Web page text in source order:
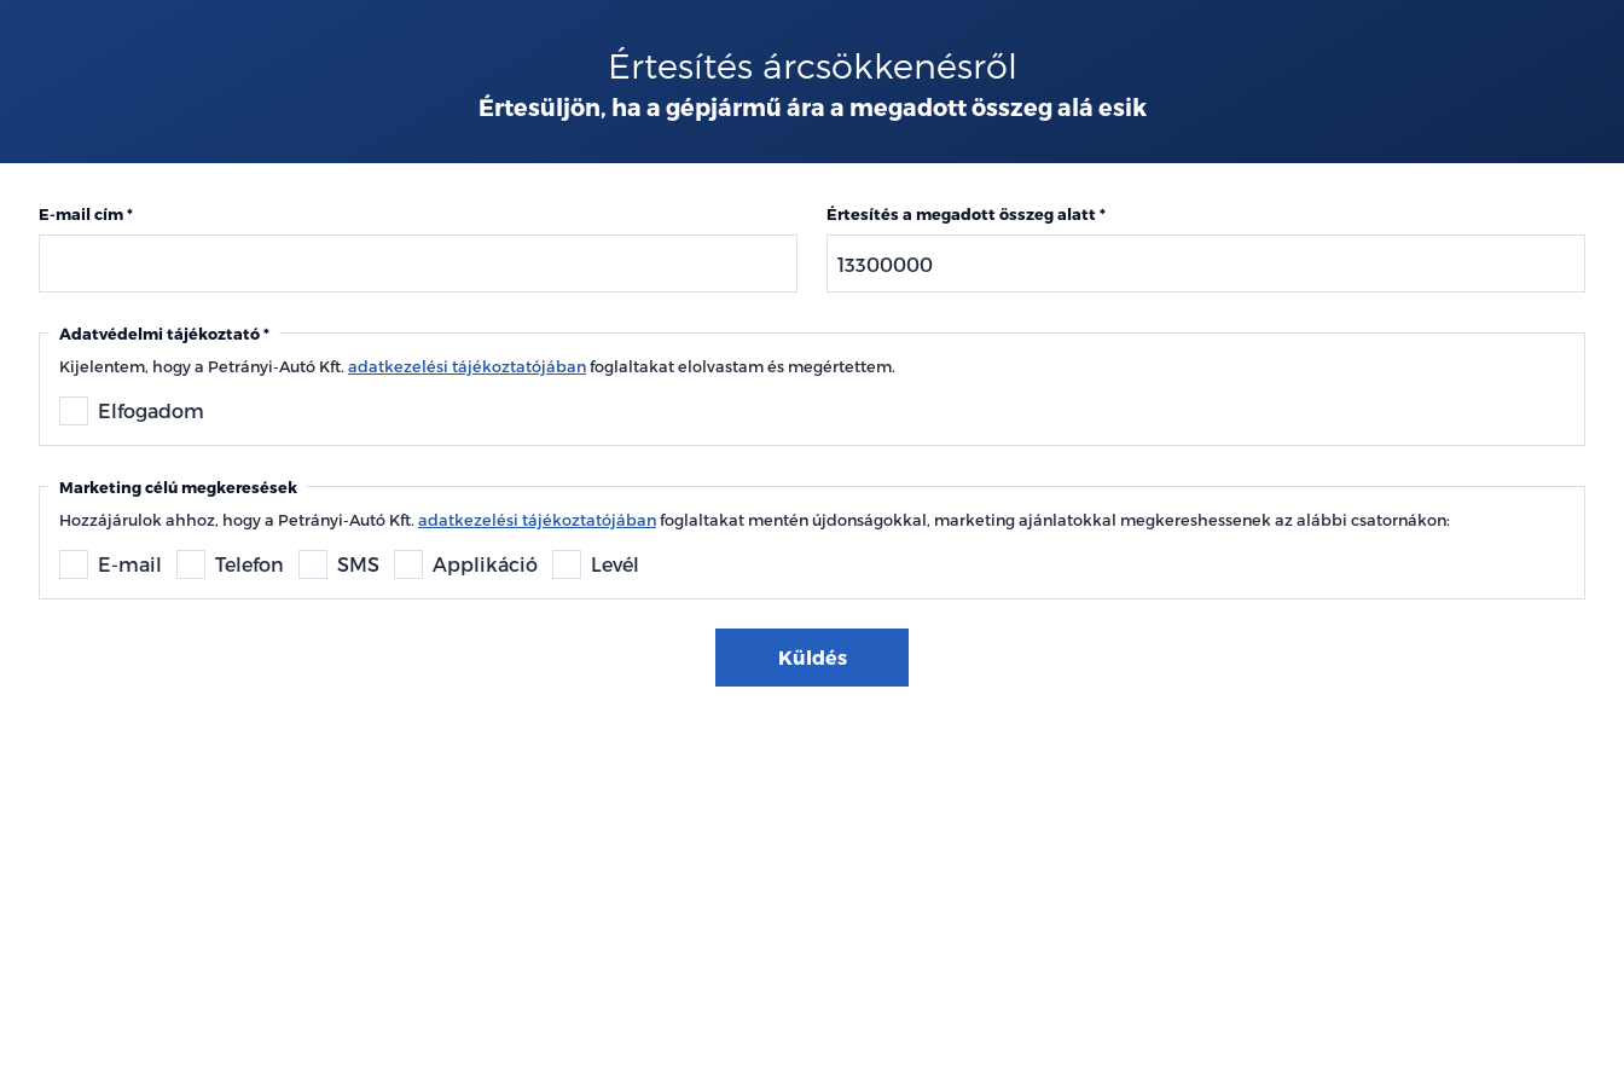
Értesítés árcsökkenésről
Értesüljön, ha a gépjármű ára a megadott összeg alá esik
E-mail cím Értesítés a megadott összeg alatt
Adatvédelmi tájékoztató
Kijelentem, hogy a Petrányi-Autó Kft. adatkezelési tájékoztatójában foglaltakat elolvastam és megértettem.
Elfogadom
Marketing célú megkeresések
Hozzájárulok ahhoz, hogy a Petrányi-Autó Kft. adatkezelési tájékoztatójában foglaltakat mentén újdonságokkal, marketing ajánlatokkal megkereshessenek az alábbi csatornákon:
E-mail Telefon SMS Applikáció Levél
Küldés